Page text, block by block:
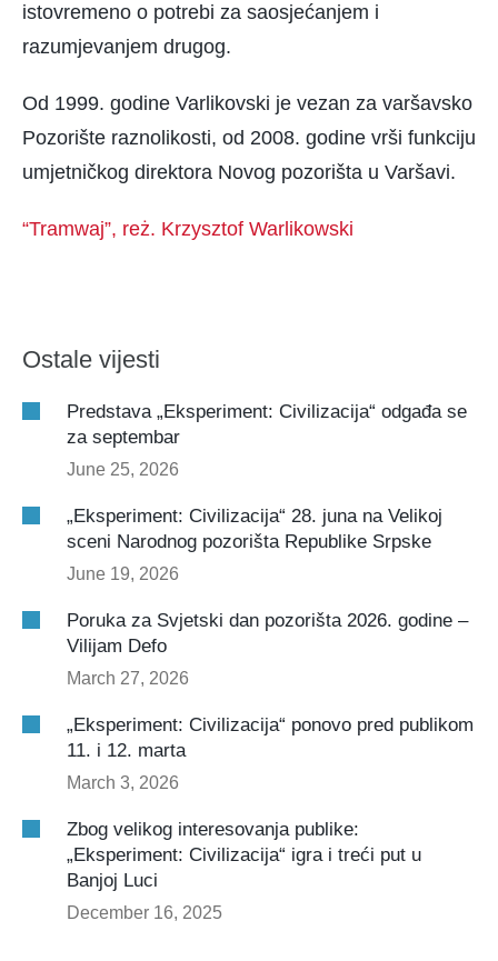
istovremeno o potrebi za saosjećanjem i
razumjevanjem drugog.
Od 1999. godine Varlikovski je vezan za varšavsko
Pozorište raznolikosti, od 2008. godine vrši funkciju
umjetničkog direktora Novog pozorišta u Varšavi.
“Tramwaj”, reż. Krzysztof Warlikowski
Ostale vijesti
Predstava „Eksperiment: Civilizacija“ odgađa se
za septembar
June 25, 2026
„Eksperiment: Civilizacija“ 28. juna na Velikoj
sceni Narodnog pozorišta Republike Srpske
June 19, 2026
Poruka za Svjetski dan pozorišta 2026. godine –
Vilijam Defo
March 27, 2026
„Eksperiment: Civilizacija“ ponovo pred publikom
11. i 12. marta
March 3, 2026
Zbog velikog interesovanja publike:
„Eksperiment: Civilizacija“ igra i treći put u
Banjoj Luci
December 16, 2025